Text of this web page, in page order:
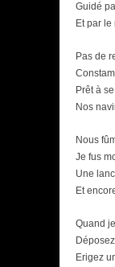
Guidé
Et par
Pas de
Prêt à
Nos
Nous
Je fus
Une
Et
Quand
Erigez